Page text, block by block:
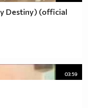
Destiny) (official
03:59